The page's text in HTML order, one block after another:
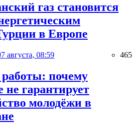
газ становится
в Европе
августа, 08:59 465
почему
не гарантирует
молодёжи в